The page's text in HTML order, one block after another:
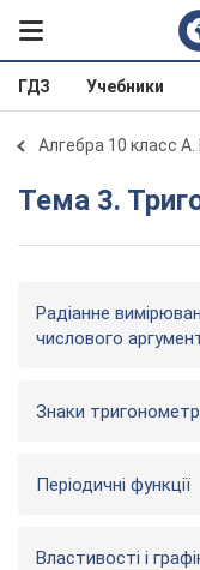
ГДЗ Учебники
Алгебра 10 класс А.
Тема 3.
Радіанне
числового
Знаки
Періодичні функції
Властивості і